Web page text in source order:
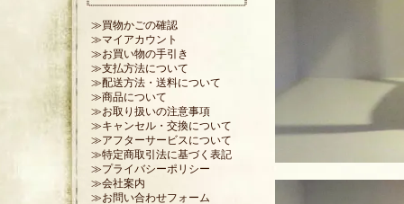
≫買物かごの確認
≫マイアカウント
≫お買い物の手引き
≫支払方法について
≫配送方法・送料について
≫商品について
≫お取り扱いの注意事項
≫キャンセル・交換について
≫アフターサービスについて
≫特定商取引法に基づく表記
≫プライバシーポリシー
≫会社案内
≫お問い合わせフォーム